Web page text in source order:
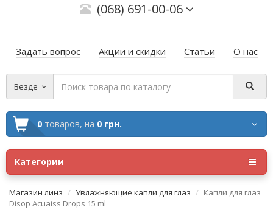
(068) 691-00-06
Задать вопрос Акции и скидки Статьи О нас
Везде
0 товаров, на 0 грн.
Категории
Магазин линз Увлажняющие капли для глаз
Капли для глаз
Disop Acuaiss Drops 15 ml